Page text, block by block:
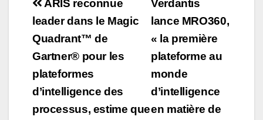
de
l’article
Verdantis
lance MRO360,
« la première
plateforme au
monde
d’intelligence
en matière de
ARIS reconnue
leader dans le Magic
Quadrant™ de
Gartner® pour les
plateformes
d’intelligence des
processus, estime que